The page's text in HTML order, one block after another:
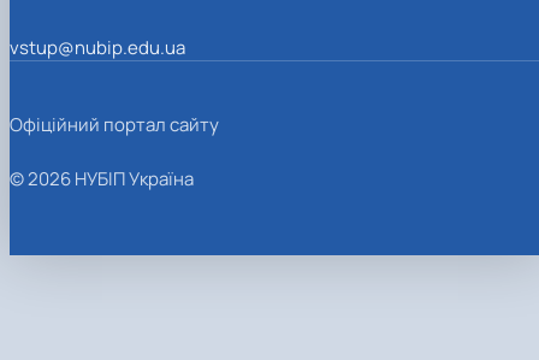
vstup@nubip.edu.ua
Офіційний портал сайту
© 2026 НУБІП Україна